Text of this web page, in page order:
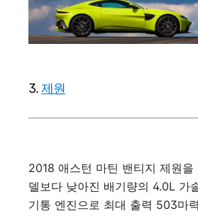
3.제원
2018 애스턴 마틴 밴티지 제원을
델보다 낮아진 배기량의 4.0L 가
기통 엔진으로 최대 출력 503마